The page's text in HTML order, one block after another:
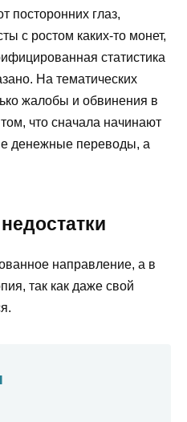
посторонних глаз,
с ростом каких-то монет,
статистика
На тематических
жалобы и обвинения в
что сначала начинают
денежные переводы, а
направление, а в
так как даже свой